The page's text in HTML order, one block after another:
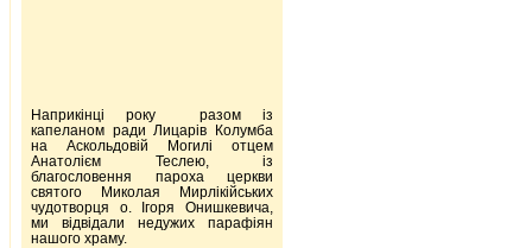
Наприкінці року разом із
капеланом ради Лицарів Колумба
на Аскольдовій Могилі отцем
Анатолієм Теслею, із
благословення пароха церкви
святого Миколая Мирлікійських
чудотворця о. Ігоря Онишкевича,
ми відвідали недужих парафіян
нашого храму.